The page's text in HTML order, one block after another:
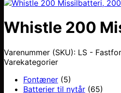
Whistle 200
Varenummer (SKU): LS -
Varekategorier
Fontæner (5)
Batterier til nytår (65)